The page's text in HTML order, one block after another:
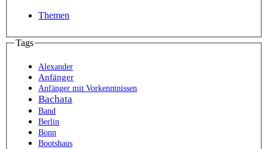
Themen
Tags
Alexander
Anfänger
Anfänger mit Vorkenntnissen
Bachata
Band
Berlin
Bonn
Bootshaus